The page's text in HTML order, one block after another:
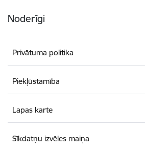
Noderīgi
Privātuma politika
Piekļūstamība
Lapas karte
Sīkdatņu izvēles maiņa